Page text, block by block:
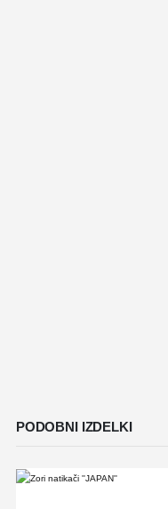
PODOBNI IZDELKI